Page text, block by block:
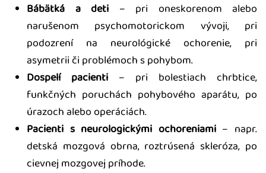
Bábätká a deti – pri oneskorenom alebo
narušenom psychomotorickom vývoji, pri
podozrení na neurológické ochorenie, pri
asymetrii či problémoch s pohybom.
Dospelí pacienti – pri bolestiach chrbtice,
funkčných poruchách pohybového aparátu, po
úrazoch alebo operáciách.
Pacienti s neurologickými ochoreniami– napr.
detská mozgová obrna, roztrúsená skleróza, po
cievnej mozgovej príhode.